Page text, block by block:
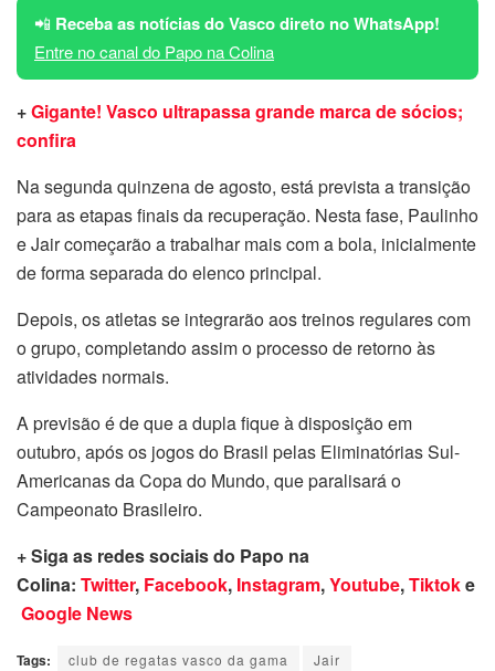
📲 Receba as notícias do Vasco direto no WhatsApp!
Entre no canal do Papo na Colina
+Gigante! Vasco ultrapassa grande marca de sócios;
confira
Na segunda quinzena de agosto, está prevista a transição
para as etapas finais da recuperação. Nesta fase, Paulinho
e Jair começarão a trabalhar mais com a bola, inicialmente
de forma separada do elenco principal.
Depois, os atletas se integrarão aos treinos regulares com
o grupo, completando assim o processo de retorno às
atividades normais.
A previsão é de que a dupla fique à disposição em
outubro, após os jogos do Brasil pelas Eliminatórias Sul-
Americanas da Copa do Mundo, que paralisará o
Campeonato Brasileiro.
+ Siga as redes sociais do Papo na
Colina: Twitter, Facebook, Instagram,Youtube,Tiktoke
Google News
Tags: club de regatas vasco da gama
Jair